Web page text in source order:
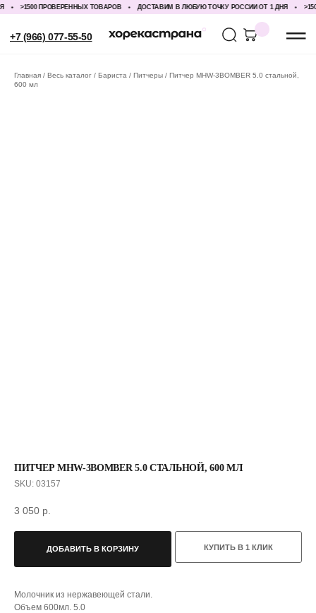
>1500 ПРОВЕРЕННЫХ ТОВАРОВ ДОСТАВИМ В ЛЮБУЮ ТОЧКУ РОССИИ ОТ 1 ДНЯ
Главная Весь каталог Бариста Питчеры
Питчер MHW-3BOMBER 5.0 стальной,
600 мл
ПИТЧЕР MHW-3BOMBER 5.0 СТАЛЬНОЙ, 600 МЛ
SKU: 03157
3 050 р.
ДОБАВИТЬ В КОРЗИНУ КУПИТЬ В 1 КЛИК
Молочник из нержавеющей стали.
Объем 600мл. 5.0
С ЭТИМ ТОВАРОМ ПОКУПАЮТ